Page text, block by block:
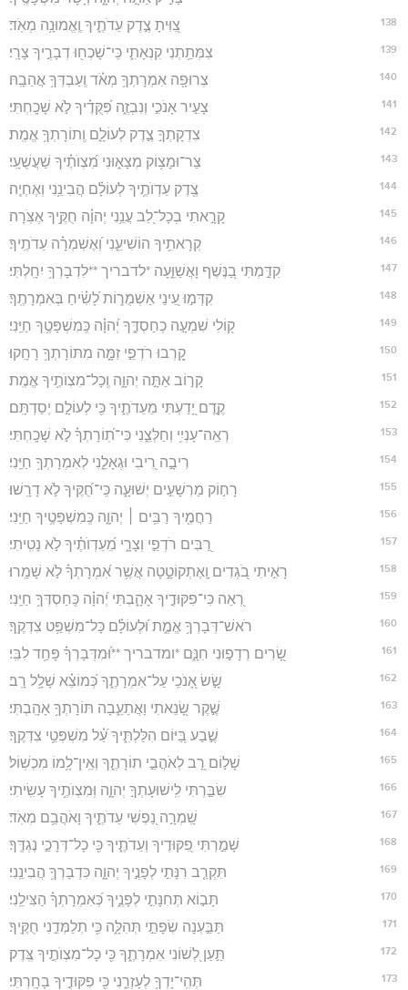
138 צִ֭וִּיתָ צֶ֣דֶק עֵדֹתֶ֑יךָ וֶֽאֱמוּנָ֥ה מְאֹֽד׃
139 צִמְּתַ֥תְנִי קִנְאָתִ֑י כִּֽי־שָׁכְח֖וּ דְבָרֶ֣יךָ צָרָֽי׃
140 צְרוּפָ֖ה אִמְרָתְךָ֥ מְאֹ֗ד וְֽעַבְדְּךָ֥ אֲהֵבָֽהּ׃
141 צָעִ֣יר אָנֹכִ֣י וְנִבְזֶ֑ה פִּ֝קֻּדֶ֗יךָ לֹ֣א שָׁכָֽחְתִּי׃
142 צִדְקָתְךָ֣ צֶ֣דֶק לְעוֹלָ֑ם וְֽתוֹרָתְךָ֥ אֱמֶֽת׃
143 צַר־וּמָצ֥וֹק מְצָא֑וּנִי מִ֝צְוֺתֶ֗יךָ שַׁעֲשֻׁעָֽי׃
144 צֶ֖דֶק עֵדְוֺתֶ֥יךָ לְעוֹלָ֗ם הֲבִינֵ֥נִי וְאֶחְיֶֽה׃
145 קָרָ֣אתִי בְכָל־לֵ֭ב עֲנֵ֥נִי יְהוָ֗ה חֻקֶּ֥יךָ אֶצֹּֽרָה׃
146 קְרָאתִ֥יךָ הוֹשִׁיעֵ֑נִי וְ֝אֶשְׁמְרָ֗ה עֵדֹתֶֽיךָ׃
147 קִדַּ֣מְתִּי בַ֭נֶּשֶׁף וָאֲשַׁוֵּ֑עָה *לדבריך **לִדְבָרְךָ֥ יִחָֽלְתִּי׃
148 קִדְּמ֣וּ עֵ֭ינַי אַשְׁמֻר֑וֹת לָ֝שִׂ֗יחַ בְּאִמְרָתֶֽךָ׃
149 ק֭וֹלִי שִׁמְעָ֣ה כְחַסְדֶּ֑ךָ יְ֝הוָ֗ה כְּֽמִשְׁפָּטֶ֥ךָ חַיֵּֽנִי׃
150 קָ֭רְבוּ רֹדְפֵ֣י זִמָּ֑ה מִתּוֹרָתְךָ֥ רָחָֽקוּ׃
151 קָר֣וֹב אַתָּ֣ה יְהוָ֑ה וְֽכָל־מִצְוֺתֶ֥יךָ אֱמֶֽת׃
152 קֶ֣דֶם יָ֭דַעְתִּי מֵעֵדֹתֶ֑יךָ כִּ֖י לְעוֹלָ֣ם יְסַדְתָּֽם׃
153 רְאֵֽה־עָנְיִ֥י וְחַלְּצֵ֑נִי כִּי־תֽ֝וֹרָתְךָ֗ לֹ֣א שָׁכָֽחְתִּי׃
154 רִיבָ֣ה רִ֭יבִי וּגְאָלֵ֑נִי לְאִמְרָתְךָ֥ חַיֵּֽנִי׃
155 רָח֣וֹק מֵרְשָׁעִ֣ים יְשׁוּעָ֑ה כִּֽי־חֻ֝קֶּיךָ לֹ֣א דָרָֽשׁוּ׃
156 רַחֲמֶ֖יךָ רַבִּ֥ים ׀ יְהוָ֑ה כְּֽמִשְׁפָּטֶ֥יךָ חַיֵּֽנִי׃
157 רַ֭בִּים רֹדְפַ֣י וְצָרָ֑י מֵ֝עֵדְוֺתֶ֗יךָ לֹ֣א נָטִֽיתִי׃
158 רָאִ֣יתִי בֹ֭גְדִים וָֽאֶתְקוֹטָ֑טָה אֲשֶׁ֥ר אִ֝מְרָתְךָ֗ לֹ֣א שָׁמָֽרוּ׃
159 רְ֭אֵה כִּי־פִקּוּדֶ֣יךָ אָהָ֑בְתִּי יְ֝הוָ֗ה כְּֽחַסְדְּךָ֥ חַיֵּֽנִי׃
160 רֹאשׁ־דְּבָרְךָ֥ אֱמֶ֑ת וּ֝לְעוֹלָ֗ם כָּל־מִשְׁפַּ֥ט צִדְקֶֽךָ׃
161 שָׂ֭רִים רְדָפ֣וּנִי חִנָּ֑ם *ומדבריך **וּ֝מִדְּבָרְךָ֗ פָּחַ֥ד לִבִּֽי׃
162 שָׂ֣שׂ אָ֭נֹכִֽי עַל־אִמְרָתֶ֑ךָ כְּ֝מוֹצֵ֗א שָׁלָ֥ל רָֽב׃
163 שֶׁ֣קֶר שָׂ֭נֵאתִי וַאֲתַעֵ֑בָה תּוֹרָתְךָ֥ אָהָֽבְתִּי׃
164 שֶׁ֣בַע בַּ֭יּוֹם הִלַּלְתִּ֑יךָ עַ֝֗ל מִשְׁפְּטֵ֥י צִדְקֶֽךָ׃
165 שָׁל֣וֹם רָ֭ב לְאֹהֲבֵ֣י תוֹרָתֶ֑ךָ וְאֵֽין־לָ֥מוֹ מִכְשֽׁוֹל׃
166 שִׂבַּ֣רְתִּי לִֽישׁוּעָתְךָ֣ יְהוָ֑ה וּֽמִצְוֺתֶ֥יךָ עָשִֽׂיתִי׃
167 שָֽׁמְרָ֣ה נַ֭פְשִׁי עֵדֹתֶ֑יךָ וָאֹהֲבֵ֥ם מְאֹֽד׃
168 שָׁמַ֣רְתִּי פִ֭קּוּדֶיךָ וְעֵדֹתֶ֑יךָ כִּ֖י כָל־דְּרָכַ֣י נֶגְדֶּֽךָ׃
169 תִּקְרַ֤ב רִנָּתִ֣י לְפָנֶ֣יךָ יְהוָ֑ה כִּדְבָרְךָ֥ הֲבִינֵֽנִי׃
170 תָּב֣וֹא תְּחִנָּתִ֣י לְפָנֶ֑יךָ כְּ֝אִמְרָתְךָ֗ הַצִּילֵֽנִי׃
171 תַּבַּ֣עְנָה שְׂפָתַ֣י תְּהִלָּ֑ה כִּ֖י תְלַמְּדֵ֣נִי חֻקֶּֽיךָ׃
172 תַּ֣עַן לְ֭שׁוֹנִי אִמְרָתֶ֑ךָ כִּ֖י כָל־מִצְוֺתֶ֣יךָ צֶּֽדֶק׃
173 תְּהִֽי־יָדְךָ֥ לְעָזְרֵ֑נִי כִּ֖י פִקּוּדֶ֣יךָ בָחָֽרְתִּי׃